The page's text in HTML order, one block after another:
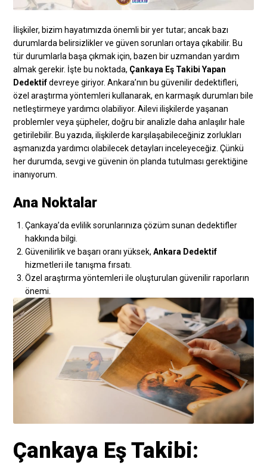
İlişkiler, bizim hayatımızda önemli bir yer tutar; ancak bazı
durumlarda belirsizlikler ve güven sorunları ortaya çıkabilir. Bu
tür durumlarla başa çıkmak için, bazen bir uzmandan yardım
almak gerekir. İşte bu noktada, Çankaya Eş Takibi Yapan
Dedektifdevreye giriyor. Ankara’nın bu güvenilir dedektifleri,
özel araştırma yöntemleri kullanarak, en karmaşık durumları bile
netleştirmeye yardımcı olabiliyor. Ailevi ilişkilerde yaşanan
problemler veya şüpheler, doğru bir analizle daha anlaşılır hale
getirilebilir. Bu yazıda, ilişkilerde karşılaşabileceğiniz zorlukları
aşmanızda yardımcı olabilecek detayları inceleyeceğiz. Çünkü
her durumda, sevgi ve güvenin ön planda tutulması gerektiğine
inanıyorum.
Ana Noktalar
Çankaya’da evlilik sorunlarınıza çözüm sunan dedektifler
hakkında bilgi.
Güvenilirlik ve başarı oranı yüksek,Ankara Dedektif
hizmetleri ile tanışma fırsatı.
Özel araştırma yöntemleri ile oluşturulan güvenilir raporların
önemi.
Çankaya Eş Takibi: